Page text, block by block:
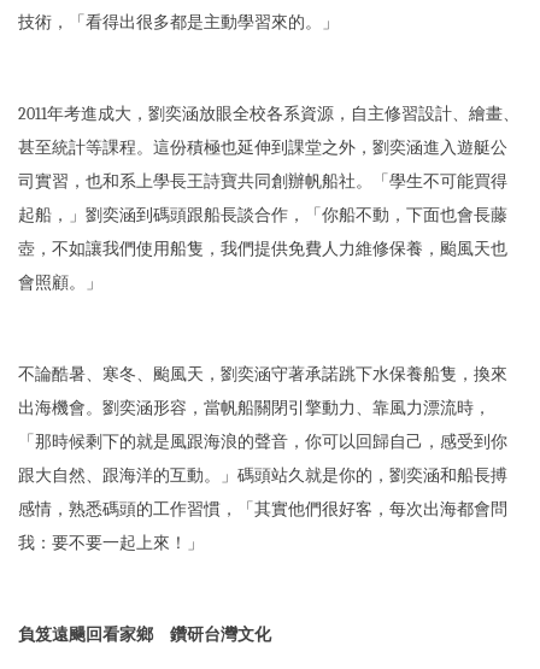
技術，「看得出很多都是主動學習來的。」
2011年考進成大，劉奕涵放眼全校各系資源，自主修習設計、繪畫、
甚至統計等課程。這份積極也延伸到課堂之外，劉奕涵進入遊艇公
司實習，也和系上學長王詩寶共同創辦帆船社。「學生不可能買得
起船，」劉奕涵到碼頭跟船長談合作，「你船不動，下面也會長藤
壺，不如讓我們使用船隻，我們提供免費人力維修保養，颱風天也
會照顧。」
不論酷暑、寒冬、颱風天，劉奕涵守著承諾跳下水保養船隻，換來
出海機會。劉奕涵形容，當帆船關閉引擎動力、靠風力漂流時，
「那時候剩下的就是風跟海浪的聲音，你可以回歸自己，感受到你
跟大自然、跟海洋的互動。」碼頭站久就是你的，劉奕涵和船長搏
感情，熟悉碼頭的工作習慣，「其實他們很好客，每次出海都會問
我：要不要一起上來！」
負笈遠颺回看家鄉 鑽研台灣文化